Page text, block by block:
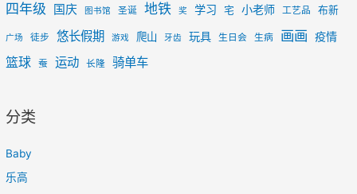
四年级 国庆 图书馆 圣诞 地铁 奖 学习 宅 小老师 工艺品 布新
广场 徒步 悠长假期 游戏 爬山 牙齿 玩具 生日会 生病 画画 疫情
篮球 蚕 运动 长隆 骑单车
分类
Baby
乐高